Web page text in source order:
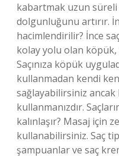
kabartmak uzun süreli
dolgunluğunu artırır.
hacimlendirilir? İnce
kolay yolu olan köpük,
Saçınıza köpük
kullanmadan kendi
sağlayabilirsiniz
kullanmanızdır.
kalınlaşır? Masaj için
kullanabilirsiniz. Saç
şampuanlar ve saç